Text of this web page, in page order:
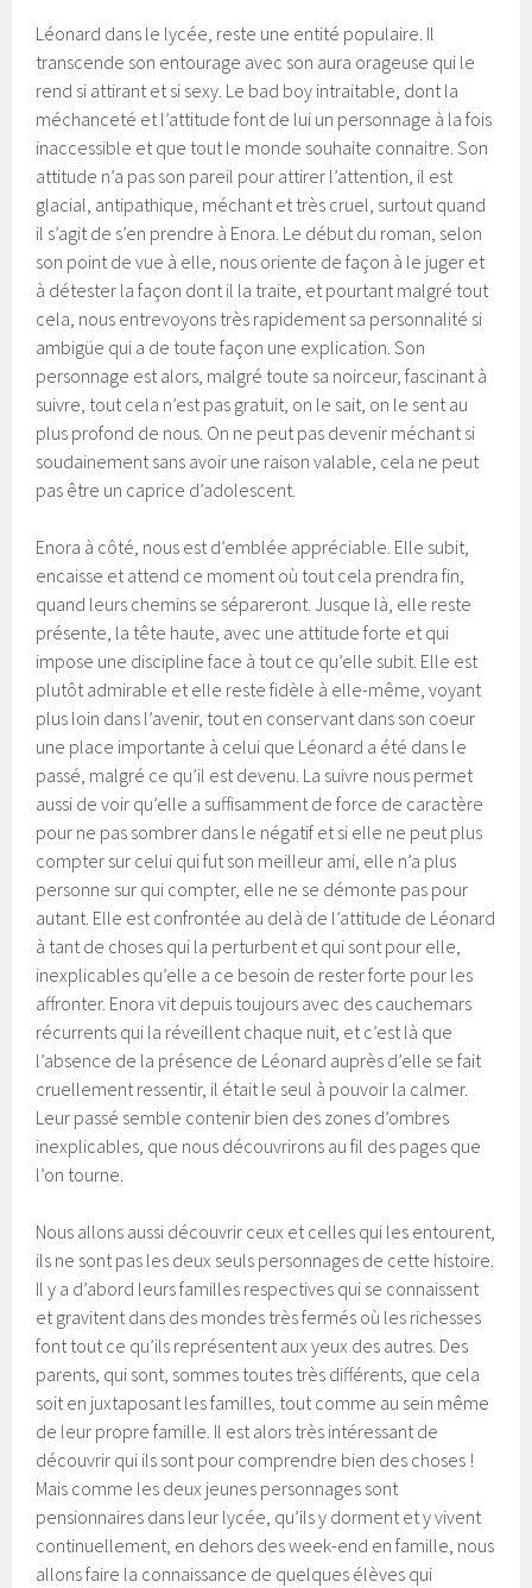
Léonard dans le lycée, reste une entité populaire. Il
transcende son entourage avec son aura orageuse qui le
rend si attirant et si sexy. Le bad boy intraitable, dont la
méchanceté et l’attitude font de lui un personnage à la fois
inaccessible et que tout le monde souhaite connaitre. Son
attitude n’a pas son pareil pour attirer l’attention, il est
glacial, antipathique, méchant et très cruel, surtout quand
il s’agit de s’en prendre à Enora. Le début du roman, selon
son point de vue à elle, nous oriente de façon à le juger et
à détester la façon dont il la traite, et pourtant malgré tout
cela, nous entrevoyons très rapidement sa personnalité si
ambigüe qui a de toute façon une explication. Son
personnage est alors, malgré toute sa noirceur, fascinant à
suivre, tout cela n’est pas gratuit, on le sait, on le sent au
plus profond de nous. On ne peut pas devenir méchant si
soudainement sans avoir une raison valable, cela ne peut
pas être un caprice d’adolescent.
Enora à côté, nous est d’emblée appréciable. Elle subit,
encaisse et attend ce moment où tout cela prendra fin,
quand leurs chemins se sépareront. Jusque là, elle reste
présente, la tête haute, avec une attitude forte et qui
impose une discipline face à tout ce qu’elle subit. Elle est
plutôt admirable et elle reste fidèle à elle-même, voyant
plus loin dans l’avenir, tout en conservant dans son coeur
une place importante à celui que Léonard a été dans le
passé, malgré ce qu’il est devenu. La suivre nous permet
aussi de voir qu’elle a suffisamment de force de caractère
pour ne pas sombrer dans le négatif et si elle ne peut plus
compter sur celui qui fut son meilleur ami, elle n’a plus
personne sur qui compter, elle ne se démonte pas pour
autant. Elle est confrontée au delà de l’attitude de Léonard
à tant de choses qui la perturbent et qui sont pour elle,
inexplicables qu’elle a ce besoin de rester forte pour les
affronter. Enora vit depuis toujours avec des cauchemars
récurrents qui la réveillent chaque nuit, et c’est là que
l’absence de la présence de Léonard auprès d’elle se fait
cruellement ressentir, il était le seul à pouvoir la calmer.
Leur passé semble contenir bien des zones d’ombres
inexplicables, que nous découvrirons au fil des pages que
l’on tourne.
Nous allons aussi découvrir ceux et celles qui les entourent,
ils ne sont pas les deux seuls personnages de cette histoire.
Il y a d’abord leurs familles respectives qui se connaissent
et gravitent dans des mondes très fermés où les richesses
font tout ce qu’ils représentent aux yeux des autres. Des
parents, qui sont, sommes toutes très différents, que cela
soit en juxtaposant les familles, tout comme au sein même
de leur propre famille. Il est alors très intéressant de
découvrir qui ils sont pour comprendre bien des choses !
Mais comme les deux jeunes personnages sont
pensionnaires dans leur lycée, qu’ils y dorment et y vivent
continuellement, en dehors des week-end en famille, nous
allons faire la connaissance de quelques élèves qui